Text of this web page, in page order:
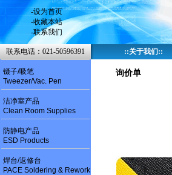
镊子/吸笔
Tweezer/Vac. Pen
洁净室产品
Clean Room Supplies
防静电产品
ESD Products
焊台/返修台
PACE Soldering & Rework
-设为首页
-收藏本站
-联系我们
联系电话：021-50596391 ::关于我们 ::
询价单